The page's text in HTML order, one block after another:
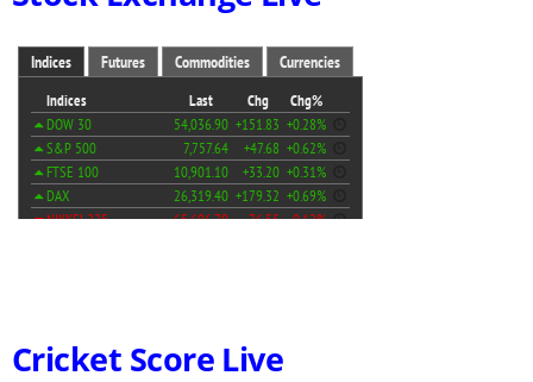
Cricket Score Live